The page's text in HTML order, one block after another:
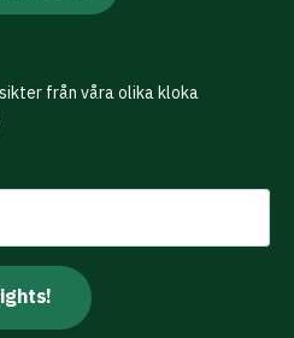
från våra olika kloka